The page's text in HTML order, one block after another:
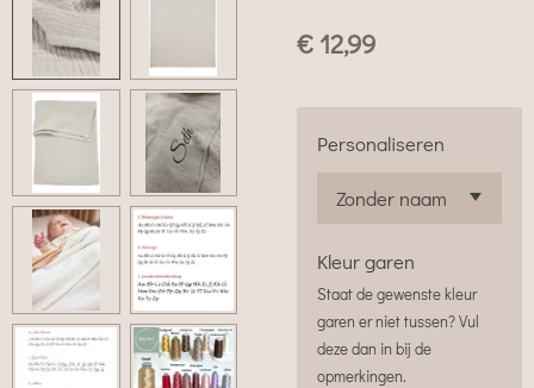
€ 12,99
Personaliseren
Kleur garen
Staat de gewenste kleur
garen er niet tussen? Vul
deze dan in bij de
opmerkingen.